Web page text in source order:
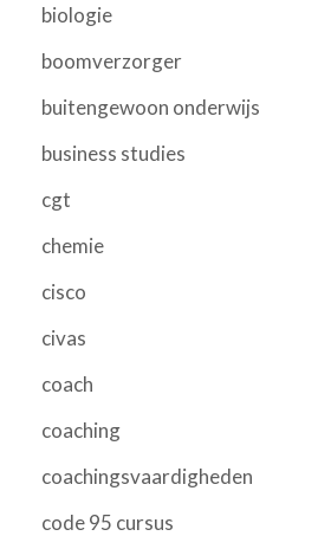
biologie
boomverzorger
buitengewoon onderwijs
business studies
cgt
chemie
cisco
civas
coach
coaching
coachingsvaardigheden
code 95 cursus